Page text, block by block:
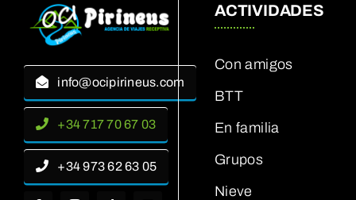
info@ocipirineus.com
+34 717 70 67 03
+34 973 62 63 05
ACTIVIDADES
Con amigos
BTT
En familia
Grupos
Nieve